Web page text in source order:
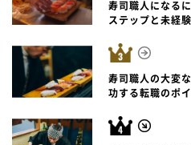
寿司職人になる
ステップと未経
寿司職人の大変
功する転職のポ